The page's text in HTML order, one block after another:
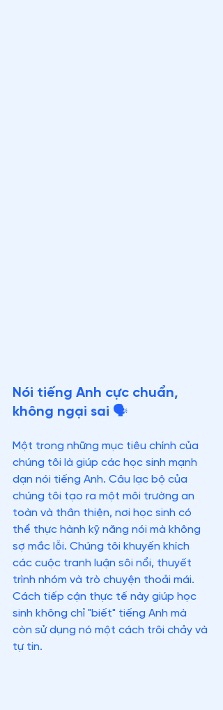
Nói tiếng Anh cực chuẩn,
không ngại sai 🗣️
Một trong những mục tiêu chính của
chúng tôi là giúp các học sinh mạnh
dạn nói tiếng Anh. Câu lạc bộ của
chúng tôi tạo ra một môi trường an
toàn và thân thiện, nơi học sinh có
thể thực hành kỹ năng nói mà không
sợ mắc lỗi. Chúng tôi khuyến khích
các cuộc tranh luận sôi nổi, thuyết
trình nhóm và trò chuyện thoải mái.
Cách tiếp cận thực tế này giúp học
sinh không chỉ "biết" tiếng Anh mà
còn sử dụng nó một cách trôi chảy và
tự tin.